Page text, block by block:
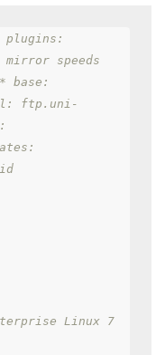
plugins:
speeds
base:
ftp.uni-
Linux 7